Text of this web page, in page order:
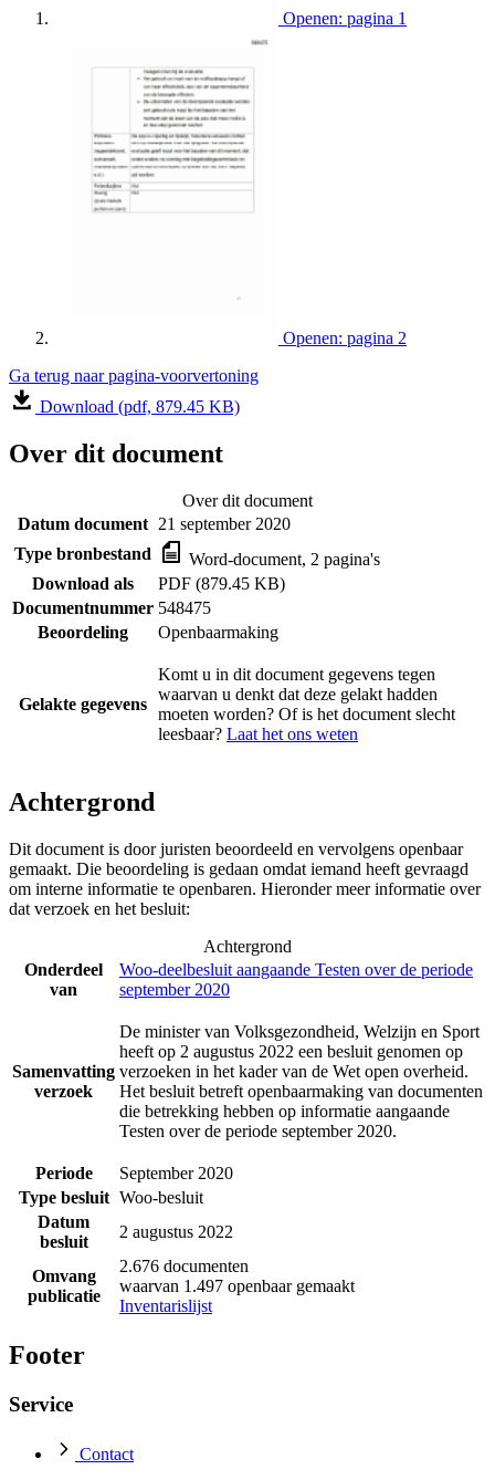
Openen: pagina 1
Openen: pagina 2
Ga terug naar pagina-voorvertoning
Download (pdf, 879.45 KB)
Over dit document
Over dit document
Datum document 21 september 2020
Type bronbestand
Word-document, 2 pagina's
Download als
PDF (879.45 KB)
Documentnummer 548475
Beoordeling
Openbaarmaking
Gelakte gegevens
Komt u in dit document gegevens tegen
waarvan u denkt dat deze gelakt hadden
moeten worden? Of is het document slecht
leesbaar? Laat het ons weten
Achtergrond
Dit document is door juristen beoordeeld en vervolgens openbaar
gemaakt. Die beoordeling is gedaan omdat iemand heeft gevraagd
om interne informatie te openbaren. Hieronder meer informatie over
dat verzoek en het besluit:
Achtergrond
Onderdeel
van
Woo-deelbesluit aangaande Testen over de periode
september 2020
Samenvatting
verzoek
De minister van Volksgezondheid, Welzijn en Sport
heeft op 2 augustus 2022 een besluit genomen op
verzoeken in het kader van de Wet open overheid.
Het besluit betreft openbaarmaking van documenten
die betrekking hebben op informatie aangaande
Testen over de periode september 2020.
Periode
September 2020
Type besluit Woo-besluit
Datum
besluit
2 augustus 2022
Omvang
publicatie
2.676 documenten
waarvan 1.497 openbaar gemaakt
Inventarislijst
Footer
Service
Contact